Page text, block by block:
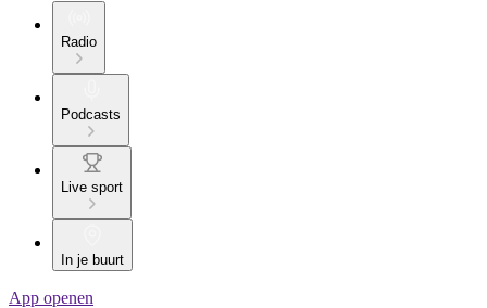
Radio
Podcasts
Live sport
In je buurt
App openen